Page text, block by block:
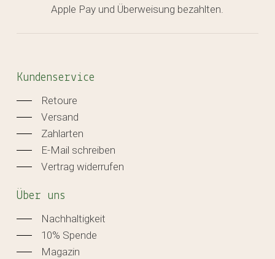
Apple Pay und Überweisung bezahlten.
Kundenservice
Retoure
Versand
Zahlarten
E-Mail schreiben
Vertrag widerrufen
Über uns
Nachhaltigkeit
10% Spende
Magazin